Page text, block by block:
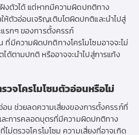
งตัวได้ แต่หากมีความผิดปกติทาง
ห้ตัวอ่อนเจริญเติบโตผิดปกติและนำไปสู่
แรกๆ ของการตั้งครรภ์
มีความผิดปกติทางโครโมโซมอาจจะไม่
ได้ตามปกติ หรืออาจจะนำไปสู่การแท้ง
จโครโมโซมตัวอ่อนหรือไม่
อน ช่วยลดความเสี่ยงของการตั้งครรภ์ที่
ะการคลอดบุตรที่มีความผิดปกติทาง
ตรวจโครโมโซม ความเสี่ยงที่อาจเกิด